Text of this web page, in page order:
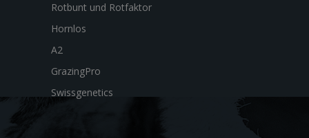
Rotbunt und Rotfaktor
Hornlos
A2
GrazingPro
Swissgenetics